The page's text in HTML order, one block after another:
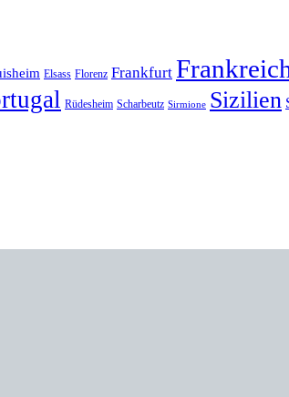
Elsass Florenz Frankfurt
Rüdesheim Scharbeutz Sirmione Sizilien